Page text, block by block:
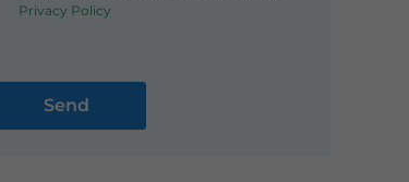
Privacy Policy